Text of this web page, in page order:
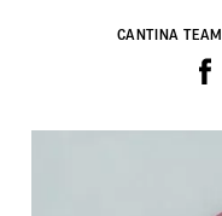
CANTINA TEAM